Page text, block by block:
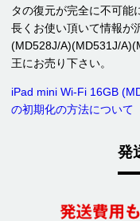
タの復元が完全に不可能
長くお使い頂いて情報が
(MD528J/A)(MD531J/
王にお売り下さい。
iPad mini Wi-Fi 16GB
の初期化の方法について
発